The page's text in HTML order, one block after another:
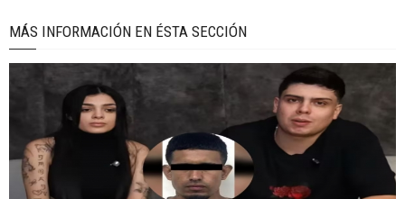
MÁS INFORMACIÓN EN ÉSTA SECCIÓN